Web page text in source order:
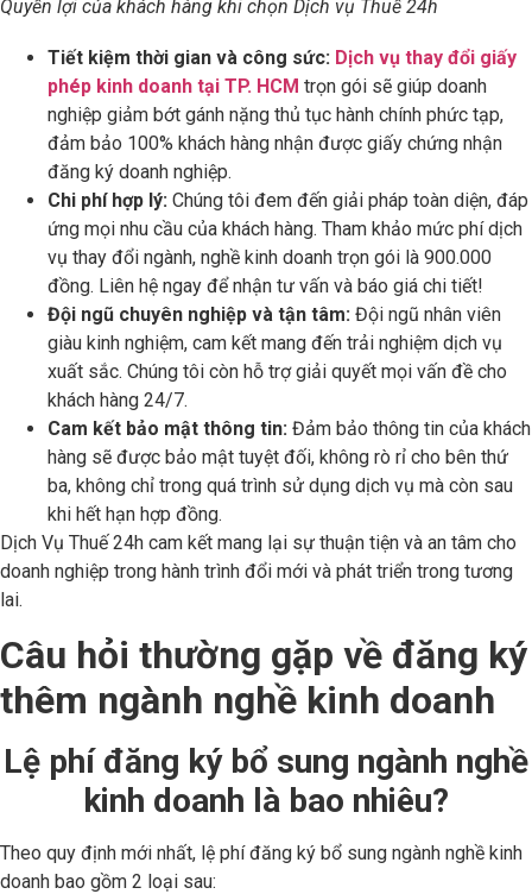
Quyền lợi của khách hàng khi chọn Dịch vụ Thuế 24h
Tiết kiệm thời gian và công sức: Dịch vụ thay đổi giấy
phép kinh doanh tại TP. HCM trọn gói sẽ giúp doanh
nghiệp giảm bớt gánh nặng thủ tục hành chính phức tạp,
đảm bảo 100% khách hàng nhận được giấy chứng nhận
đăng ký doanh nghiệp.
Chi phí hợp lý: Chúng tôi đem đến giải pháp toàn diện, đáp
ứng mọi nhu cầu của khách hàng. Tham khảo mức phí dịch
vụ thay đổi ngành, nghề kinh doanh trọn gói là 900.000
đồng. Liên hệ ngay để nhận tư vấn và báo giá chi tiết!
Đội ngũ chuyên nghiệp và tận tâm: Đội ngũ nhân viên
giàu kinh nghiệm, cam kết mang đến trải nghiệm dịch vụ
xuất sắc. Chúng tôi còn hỗ trợ giải quyết mọi vấn đề cho
khách hàng 24/7.
Cam kết bảo mật thông tin: Đảm bảo thông tin của khách
hàng sẽ được bảo mật tuyệt đối, không rò rỉ cho bên thứ
ba, không chỉ trong quá trình sử dụng dịch vụ mà còn sau
khi hết hạn hợp đồng.
Dịch Vụ Thuế 24h cam kết mang lại sự thuận tiện và an tâm cho
doanh nghiệp trong hành trình đổi mới và phát triển trong tương
lai.
Câu hỏi thường gặp về đăng ký
thêm ngành nghề kinh doanh
Lệ phí đăng ký bổ sung ngành nghề
kinh doanh là bao nhiêu?
Theo quy định mới nhất, lệ phí đăng ký bổ sung ngành nghề kinh
doanh bao gồm 2 loại sau: